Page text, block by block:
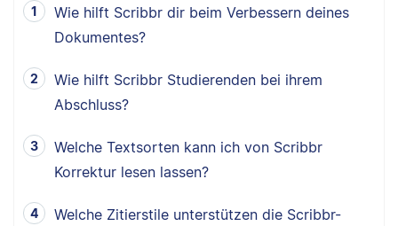
Wie hilft Scribbr dir beim Verbessern deines
Dokumentes?
Wie hilft Scribbr Studierenden bei ihrem
Abschluss?
Welche Textsorten kann ich von Scribbr
Korrektur lesen lassen?
Welche Zitierstile unterstützen die Scribbr-